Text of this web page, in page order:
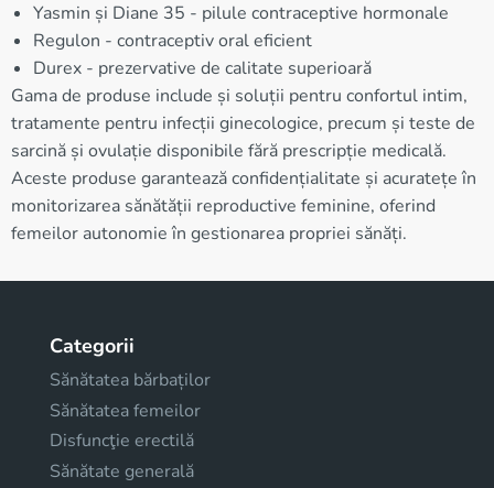
Yasmin și Diane 35 - pilule contraceptive hormonale
Regulon - contraceptiv oral eficient
Durex - prezervative de calitate superioară
Gama de produse include și soluții pentru confortul intim,
tratamente pentru infecții ginecologice, precum și teste de
sarcină și ovulație disponibile fără prescripție medicală.
Aceste produse garantează confidențialitate și acuratețe în
monitorizarea sănătății reproductive feminine, oferind
femeilor autonomie în gestionarea propriei sănăți.
Categorii
Sănătatea bărbaților
Sănătatea femeilor
Disfuncţie erectilă
Sănătate generală